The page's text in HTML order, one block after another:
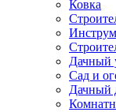
Ковка
Дачный
Сад и
Дачный